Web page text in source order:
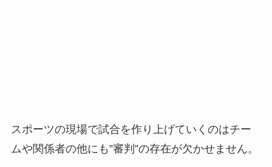
スポーツの現場で試合を作り上げていくのはチー
ムや関係者の他にも”審判”の存在が欠かせません。